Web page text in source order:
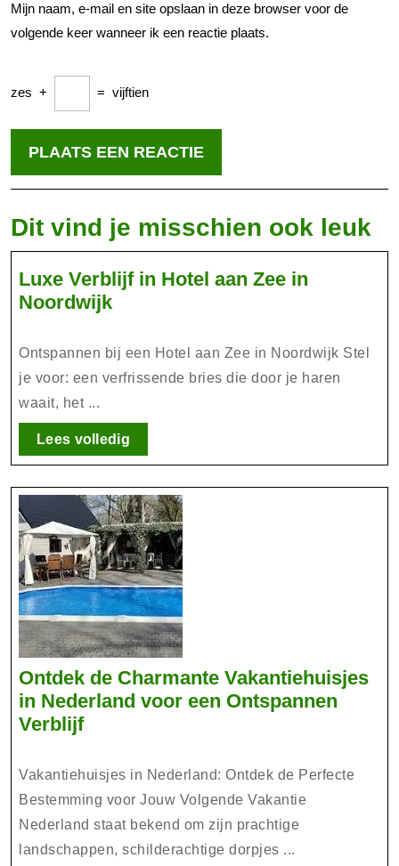
Mijn naam, e-mail en site opslaan in deze browser voor de
volgende keer wanneer ik een reactie plaats.
zes + = vijftien
Dit vind je misschien ook leuk
Luxe Verblijf in Hotel aan Zee in
NoordwijkLuxe
in
Hotel
Zee
in
Noordwijk
Ontspannen bij een Hotel aan Zee in Noordwijk Stel
je voor: een verfrissende bries die door je haren
waait, het ...
Lees volledigLees
volledig
Ontdek de Charmante Vakantiehuisjes
in Nederland voor een Ontspannen
VerblijfOntdek
Charmante
Vakantiehuisjes
in
Nederland
Vakantiehuisjes in Nederland: Ontdek de Perfecte
Bestemming voor Jouw Volgende Vakantie
Nederland staat bekend om zijn prachtige
landschappen, schilderachtige dorpjes ...